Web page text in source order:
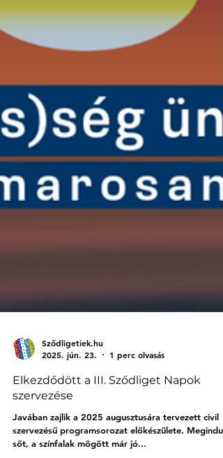
2025. jún. 23.
1 perc olvasás
Elkezdődött a III. Sződliget Napok